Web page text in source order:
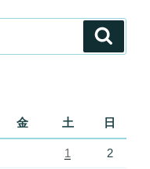
金 土 日
1 2